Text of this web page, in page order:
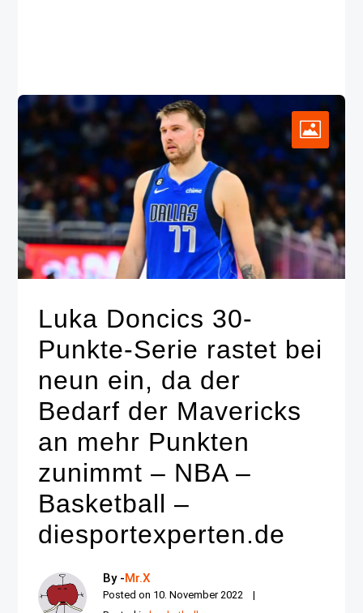
Luka Doncics 30-
Punkte-Serie rastet bei
neun ein, da der
Bedarf der Mavericks
an mehr Punkten
zunimmt – NBA –
Basketball –
diesportexperten.de
By -Mr.X
Posted on 10. November 2022